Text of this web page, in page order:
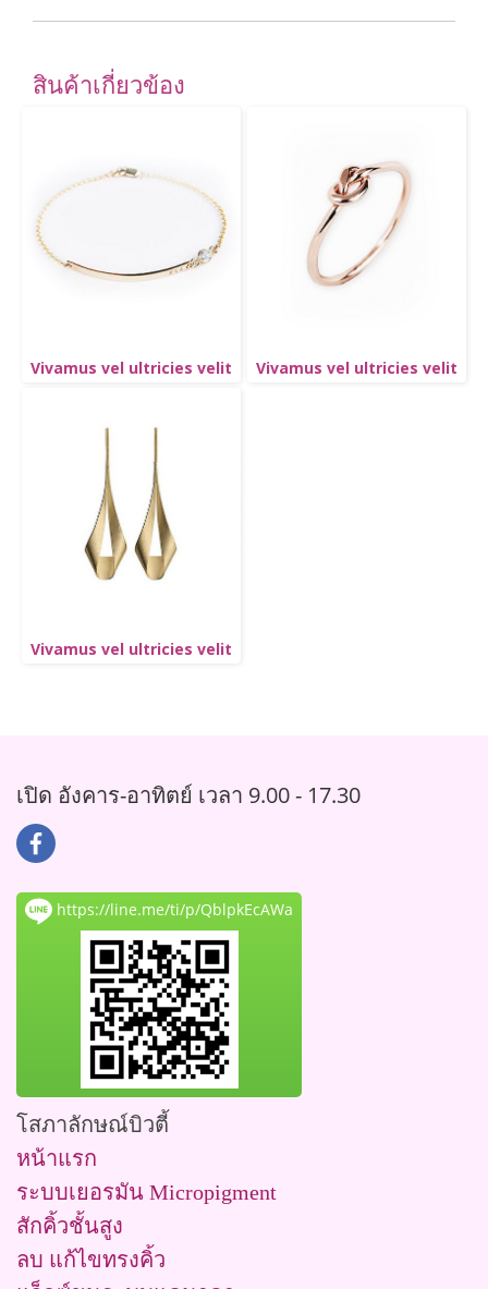
สินค้าเกี่ยวข้อง
Vivamus vel ultricies velit Vivamus vel ultricies velit
Vivamus vel ultricies velit
เปิด อังคาร-อาทิตย์ เวลา 9.00 - 17.30
https://line.me/ti/p/QblpkEcAWa
โสภาลักษณ์บิวตี้
หน้าแรก
ระบบเยอรมัน Micropigment
สักคิ้วชั้นสูง
ลบ แก้ไขทรงคิ้ว